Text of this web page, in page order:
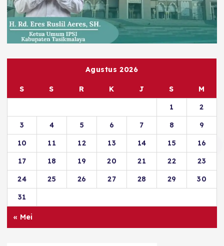
Agustus 2026
S S R K J S
M
1
2
3
4 5 6 7 8
9
10
11 12 13 14 15
16
17
18 19 20 21 22
23
24
25 26 27 28 29
30
31
« Mei